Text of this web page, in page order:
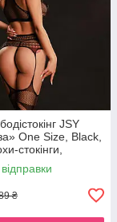
JSY
One Size, Black,
стокінги,
сіт SO9262
₴